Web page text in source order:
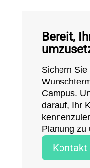
Bereit,
Sichern Sie
Campus.
darauf, Ihr
Planung zu
Kontakt